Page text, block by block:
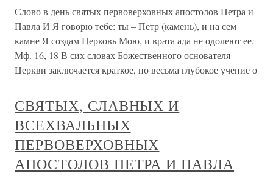
Слово в день святых первоверховных апостолов Петра и
Павла И Я говорю тебе: ты – Петр (камень), и на сем
камне Я создам Церковь Мою, и врата ада не одолеют ее.
Мф. 16, 18 В сих словах Божественного основателя
Церкви заключается краткое, но весьма глубокое учение о
СВЯТЫХ, СЛАВНЫХ И
ВСЕХВАЛЬНЫХ
ПЕРВОВЕРХОВНЫХ
АПОСТОЛОВ ПЕТРА И ПАВЛА